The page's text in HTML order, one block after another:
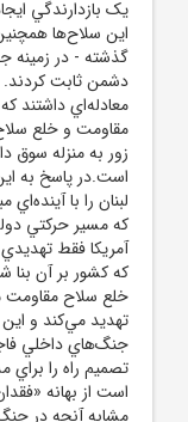
اين سلاح‌ها
گذشته - در زمينه
دشمن ثابت
معادله‌اي داشتند
مقاومت و خلع
زور به منزله سوق
است.در پاسخ به
لبنان را با
که مسير حرکتي
آمريکا فقط
که کشور بر آن
خلع سلاح مقاومت
تهديد مي‌کند و
جنگ‌هاي داخلي
تصميم راه را براي
است از بهانه
مشابه آنچه در